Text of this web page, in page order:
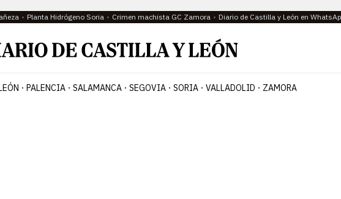
Planta Hidrógeno Soria Crimen machista GC Zamora Diario de Castilla y León en
PALENCIA SALAMANCA SEGOVIA SORIA VALLADOLID ZAMORA